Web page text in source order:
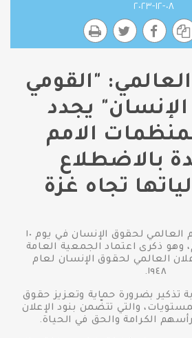
٠٨-١٢-٢٠٢٣
"القومي
يجدد
الامم
بالاضطلاع
تجاه غزة
يحتفل العالم باليوم العالمي لحقوق الإنسان في يوم ١٠
ذكرى اعتماد الجمعية العامة
العالمي لحقوق الإنسان لعام
١٩٤٨.
تذكير بضرورة حماية وتعزيز حقوق
والتي تتضّمن بنود الإعلان
الكرامة والحق في الحياة.